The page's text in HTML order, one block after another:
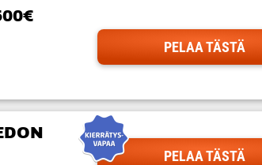
PELAA TÄSTÄ
PELAA TÄSTÄ